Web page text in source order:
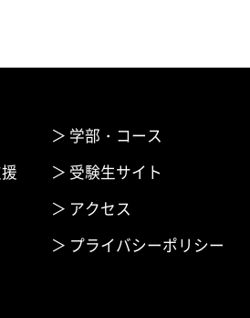
学部・コース
受験生サイト
アクセス
プライバシーポリシー